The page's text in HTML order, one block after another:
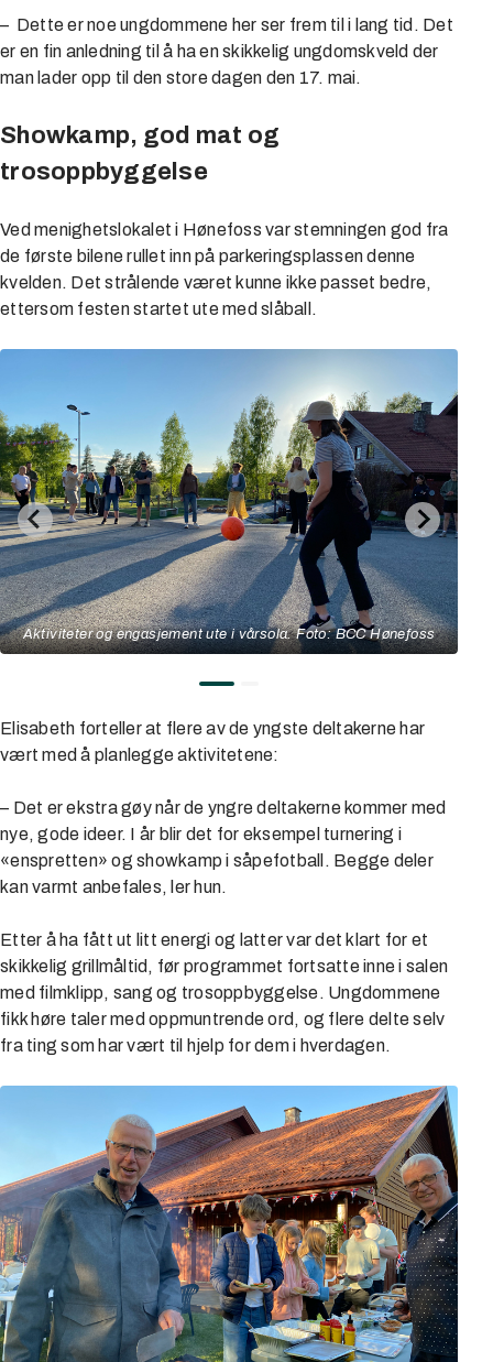
– Dette er noe ungdommene her ser frem til i lang tid. Det
er en fin anledning til å ha en skikkelig ungdomskveld der
man lader opp til den store dagen den 17. mai.
Showkamp, god mat og
trosoppbyggelse
Ved menighetslokalet i Hønefoss var stemningen god fra
de første bilene rullet inn på parkeringsplassen denne
kvelden. Det strålende været kunne ikke passet bedre,
ettersom festen startet ute med slåball.
Aktiviteter og engasjement ute i vårsola. Foto: BCC Hønefoss
Elisabeth forteller at flere av de yngste deltakerne har
vært med å planlegge aktivitetene:
– Det er ekstra gøy når de yngre deltakerne kommer med
nye, gode ideer. I år blir det for eksempel turnering i
«enspretten» og showkamp i såpefotball. Begge deler
kan varmt anbefales, ler hun.
Etter å ha fått ut litt energi og latter var det klart for et
skikkelig grillmåltid, før programmet fortsatte inne i salen
med filmklipp, sang og trosoppbyggelse. Ungdommene
fikk høre taler med oppmuntrende ord, og flere delte selv
fra ting som har vært til hjelp for dem i hverdagen.